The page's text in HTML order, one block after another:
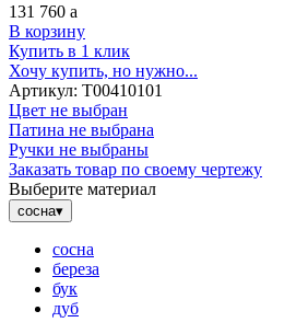
131 760 a
В корзину
Купить в 1 клик
Хочу купить, но нужно...
Артикул: Т00410101
Цвет не выбран
Патина не выбрана
Ручки не выбраны
Заказать товар по своему чертежу
Выберите материал
сосна▾
сосна
береза
бук
дуб